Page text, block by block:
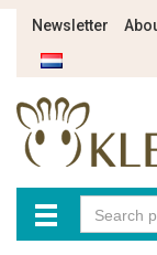
Newsletter